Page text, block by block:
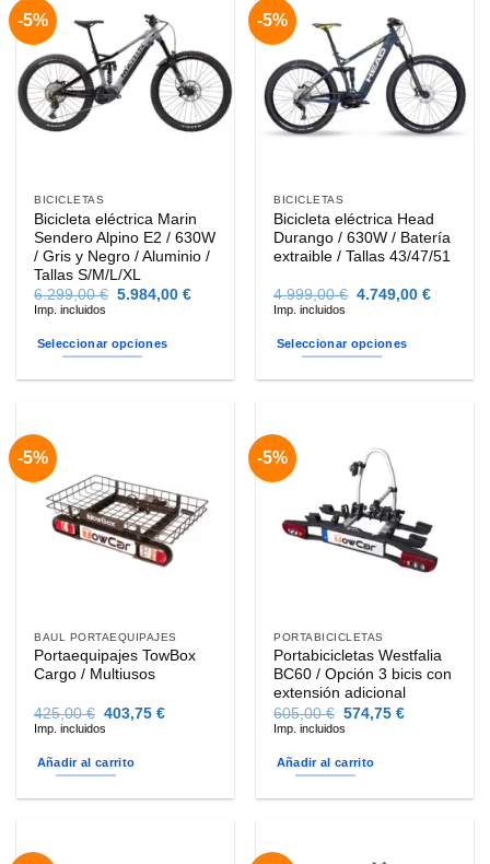
-5%
BICICLETAS
Bicicleta eléctrica Marin
Sendero Alpino E2 / 630W
/ Gris y Negro / Aluminio /
Tallas S/M/L/XL
6.299,00€ El
era:
6.299,00 €.
5.984,00€El
Imp. incluidos
Seleccionar opciones
múltiples
variantes.
Las
opciones
página
de
-5%
BICICLETAS
Bicicleta eléctrica Head
Durango / 630W / Batería
extraible / Tallas 43/47/51
4.999,00€ El
era:
4.999,00 €.
4.749,00€El
Imp. incluidos
Seleccionar opciones
múltiples
variantes.
Las
opciones
se
página
de
producto
-5%
BAUL PORTAEQUIPAJES
Portaequipajes TowBox
Cargo / Multiusos
425,00€ El
precio
era:
425,00 €.
403,75€El
Imp. incluidos
Añadir al carrito
-5%
PORTABICICLETAS
Portabicicletas Westfalia
BC60 / Opción 3 bicis con
extensión adicional
605,00€ El
precio
era:
605,00 €.
574,75€El
Imp. incluidos
Añadir al carrito